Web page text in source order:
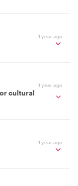
1 year ago
1 year ago
cultural
1 year ago